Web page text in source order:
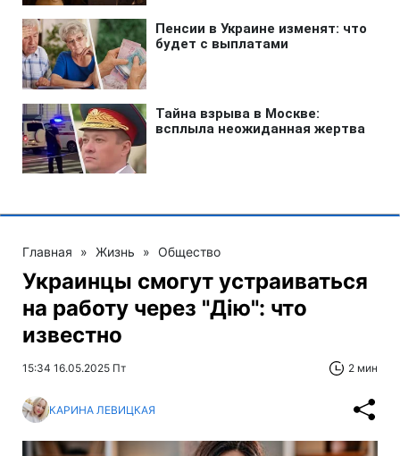
Главная » Жизнь » Общество
Украинцы смогут устраиваться
на работу через "Дію": что
известно
15:34 16.05.2025 Пт 2 мин
КАРИНА ЛЕВИЦКАЯ